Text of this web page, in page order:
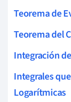
Teorema de
Teorema del
Integración
Integrales
Logarítmicas